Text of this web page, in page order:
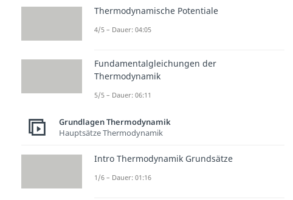
Thermodynamische Potentiale
4/5 – Dauer: 04:05
Fundamentalgleichungen der
Thermodynamik
5/5 – Dauer: 06:11
Grundlagen Thermodynamik
Hauptsätze Thermodynamik
Intro Thermodynamik Grundsätze
1/6 – Dauer: 01:16